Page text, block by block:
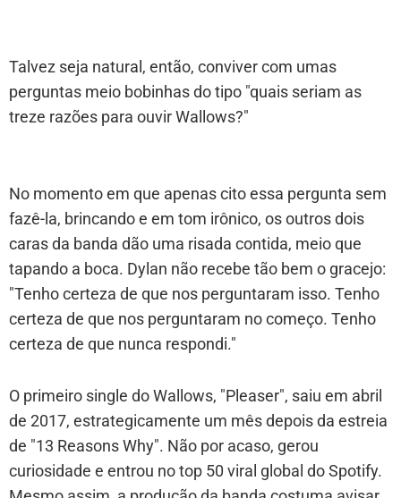
Talvez seja natural, então, conviver com umas
perguntas meio bobinhas do tipo "quais seriam as
treze razões para ouvir Wallows?"
No momento em que apenas cito essa pergunta sem
fazê-la, brincando e em tom irônico, os outros dois
caras da banda dão uma risada contida, meio que
tapando a boca. Dylan não recebe tão bem o gracejo:
"Tenho certeza de que nos perguntaram isso. Tenho
certeza de que nos perguntaram no começo. Tenho
certeza de que nunca respondi."
O primeiro single do Wallows, "Pleaser", saiu em abril
de 2017, estrategicamente um mês depois da estreia
de "13 Reasons Why". Não por acaso, gerou
curiosidade e entrou no top 50 viral global do Spotify.